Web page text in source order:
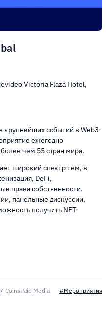
Victoria Plaza Hotel,
крупнейших событий в Web3-
ежегодно
чем 55 стран мира.
широкий спектр тем, в
DeFi,
права собственности.
панельные дискуссии,
получить NFT-
CoinsPaid Media #Мероприятия